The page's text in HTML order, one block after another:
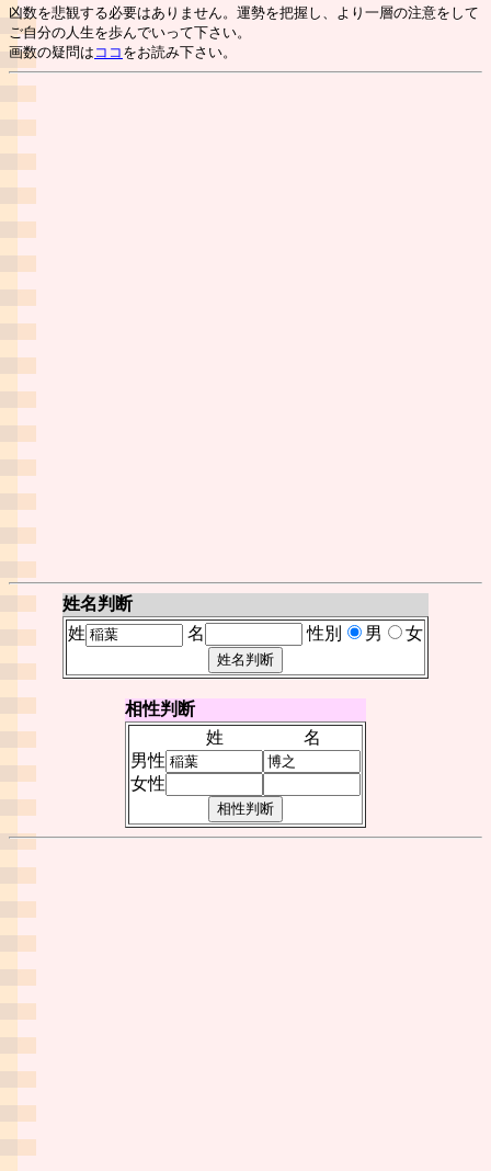
凶数を悲観する必要はありません。運勢を把握し、より一層の注意をして
ご自分の人生を歩んでいって下さい。
画数の疑問は ココ をお読み下さい。
姓名判断
姓
名 性別 男 女
相性判断
姓
名
男性
女性